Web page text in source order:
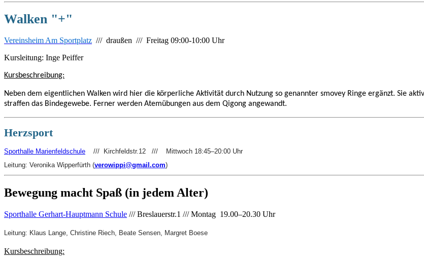
Walken "+"
Vereinsheim Am Sportplatz /// draußen /// Freitag 09:00-10:00 Uhr
Kursleitung: Inge Peiffer
Kursbeschreibung:
Neben dem eigentlichen Walken wird hier die körperliche Aktivität durch Nutzung so genannter smovey Ringe ergänzt. Sie
straffen das Bindegewebe. Ferner werden Atemübungen aus dem Qigong angewandt.
Herzsport
Sporthalle Marienfeldschule /// Kirchfeldstr.12 /// Mittwoch 18:45–20:00 Uhr
Leitung: Veronika Wipperfürth (verowippi@gmail.com)
Bewegung macht Spaß (in jedem Alter)
Sporthalle Gerhart-Hauptmann Schule /// Breslauerstr.1 /// Montag 19.00–20.30 Uhr
Leitung: Klaus Lange, Christine Riech, Beate Sensen, Margret Boese
Kursbeschreibung: